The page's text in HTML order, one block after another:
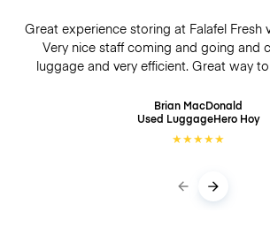
Great experience storing at Falafel Fresh
Very nice staff coming and going and
luggage and very efficient. Great way
Brian MacDonald
Used LuggageHero Hoy
★★★★★